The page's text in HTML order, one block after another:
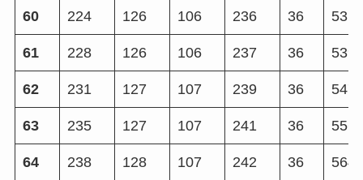
60 224 126 106 236 36 531
61 228 126 106 237 36 539
62 231 127 107 239 36 547
63 235 127 107 241 36 556
64 238 128 107 242 36 564